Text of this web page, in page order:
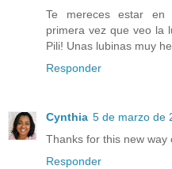
Te mereces estar en
primera vez que veo la
Pili! Unas lubinas muy
Responder
Cynthia 5 de marzo de
Thanks for this new way
Responder